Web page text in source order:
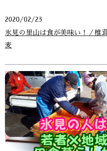
2020/02/23
氷見の里山は食が美味い！／椎
麦